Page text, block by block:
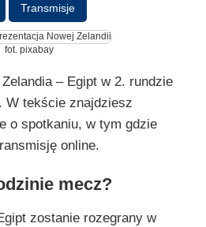
Transmisje
fot. pixabay
– Egipt w 2. rundzie
W tekście znajdziesz
o spotkaniu, w tym gdzie
online.
mecz?
zostanie rozegrany w